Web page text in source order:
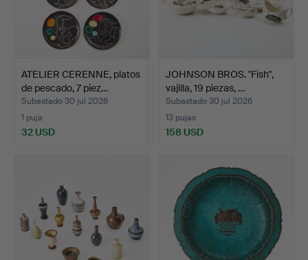
ATELIER CERENNE, platos
de pescado, 7 piez…
Subastado 30 jul 2026
1 puja
32 USD
JOHNSON BROS. "Fish",
vajilla, 19 piezas, …
Subastado 30 jul 2026
13 pujas
158 USD